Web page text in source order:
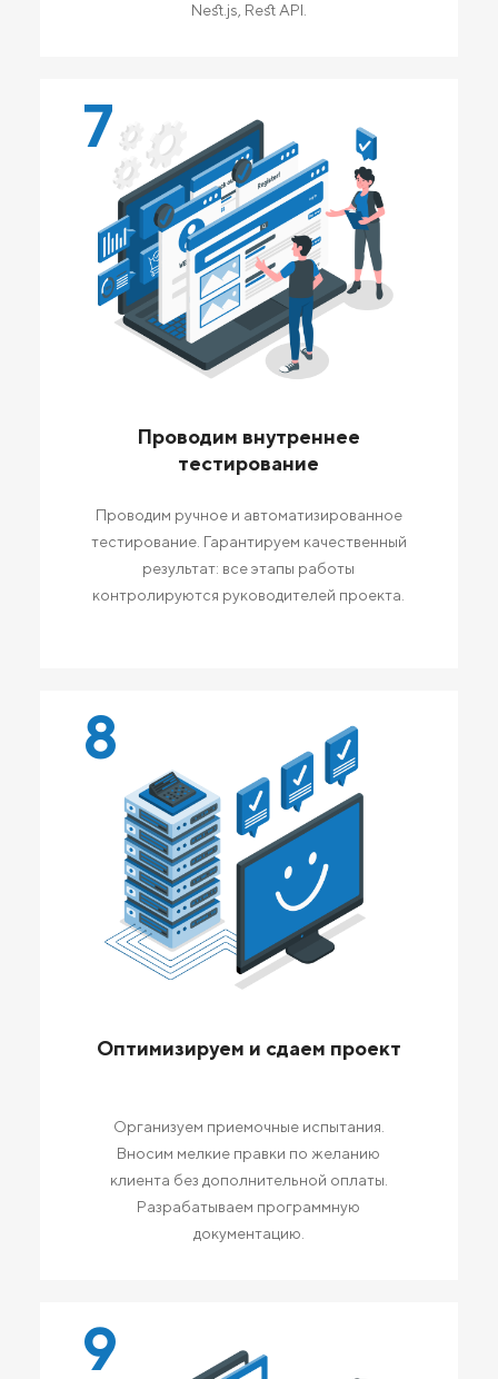
Nest.js, Rest API.
7
Проводим внутреннее
тестирование
Проводим ручное и автоматизированное
тестирование. Гарантируем качественный
результат: все этапы работы
контролируются руководителей проекта.
8
Оптимизируем и сдаем проект
Организуем приемочные испытания.
Вносим мелкие правки по желанию
клиента без дополнительной оплаты.
Разрабатываем программную
документацию.
9